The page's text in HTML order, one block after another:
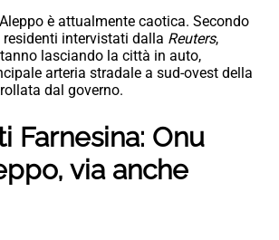
è attualmente caotica. Secondo
intervistati dalla Reuters,
lasciando la città in auto,
arteria stradale a sud-ovest della
dal governo.
Farnesina: Onu
via anche